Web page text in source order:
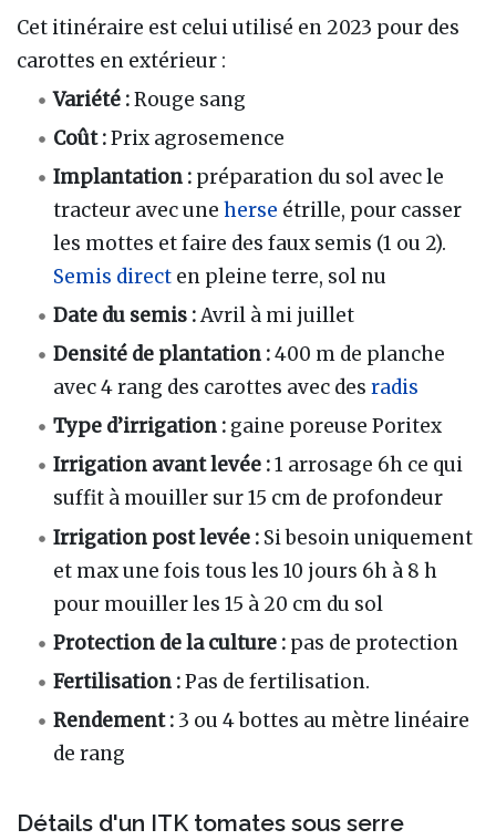
Cet itinéraire est celui utilisé en 2023 pour des
carottes en extérieur :
Variété :Rouge sang
Coût :Prix agrosemence
Implantation : préparation du sol avec le
tracteur avec uneherse étrille, pour casser
les mottes et faire des faux semis (1 ou 2).
Semis direct en pleine terre, sol nu
Date du semis :Avril à mi juillet
Densité de plantation :400 m de planche
avec 4 rang des carottes avec desradis
Type d’irrigation : gaine poreuse Poritex
Irrigation avant levée :1 arrosage 6h ce qui
suffit à mouiller sur 15 cm de profondeur
Irrigation post levée : Si besoin uniquement
et max une fois tous les 10 jours 6h à 8 h
pour mouiller les 15 à 20 cm du sol
Protection de la culture : pas de protection
Fertilisation :Pas de fertilisation.
Rendement : 3 ou 4 bottes au mètre linéaire
de rang
Détails d'un ITK tomates sous serre